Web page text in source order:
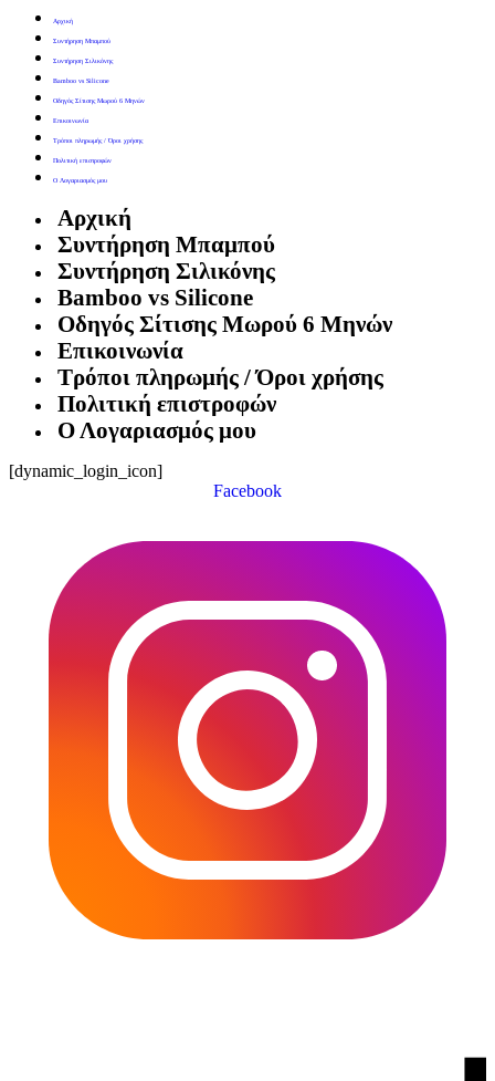
Αρχική
Συντήρηση Μπαμπού
Συντήρηση Σιλικόνης
Bamboo vs Silicone
Οδηγός Σίτισης Μωρού 6 Μηνών
Επικοινωνία
Τρόποι πληρωμής / Όροι χρήσης
Πολιτική επιστροφών
Ο Λογαριασμός μου
Αρχική
Συντήρηση Μπαμπού
Συντήρηση Σιλικόνης
Bamboo vs Silicone
Οδηγός Σίτισης Μωρού 6 Μηνών
Επικοινωνία
Τρόποι πληρωμής / Όροι χρήσης
Πολιτική επιστροφών
Ο Λογαριασμός μου
[dynamic_login_icon]
Facebook